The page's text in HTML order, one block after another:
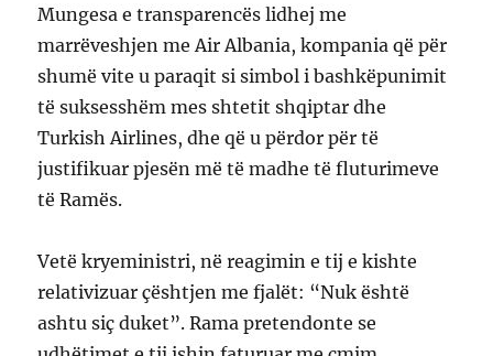
Mungesa e transparencës lidhej me
marrëveshjen me Air Albania, kompania që për
shumë vite u paraqit si simbol i bashkëpunimit
të suksesshëm mes shtetit shqiptar dhe
Turkish Airlines, dhe që u përdor për të
justifikuar pjesën më të madhe të fluturimeve
të Ramës.
Vetë kryeministri, në reagimin e tij e kishte
relativizuar çështjen me fjalët: “Nuk është
ashtu siç duket”. Rama pretendonte se